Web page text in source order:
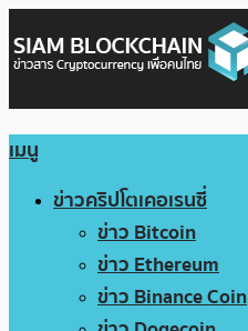
เมนู
ข่าวคริปโตเคอเรนซี่
ข่าว Bitcoin
ข่าว Ethereum
ข่าว Binance Coin